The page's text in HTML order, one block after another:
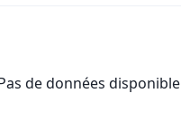
de données disponible